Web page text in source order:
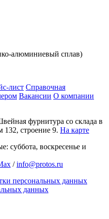
алюминиевый сплав)
лист Справочная
Вакансии О компании
фурнитура со склада в
132, строение 9. На карте
суббота, воскресенье и
/info@protos.ru
персональных данных
данных